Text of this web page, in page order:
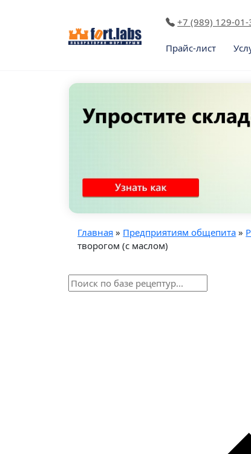
+7 (989) 129-01-
Прайс-лист
Главная » Предприятиям общепита »
творогом (с маслом)